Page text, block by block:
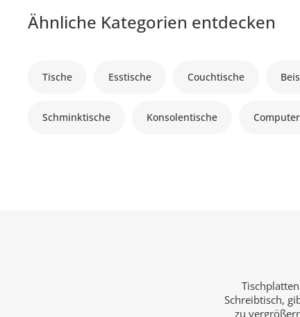
Ähnliche Kategorien entdecken
Tische Esstische Couchtische
Schminktische Konsolentische
Schreibtisch,
zu